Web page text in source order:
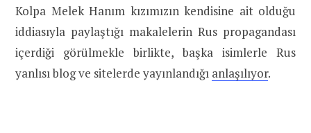
Kolpa Melek Hanım kızımızın kendisine ait olduğu
iddiasıyla paylaştığı makalelerin Rus propagandası
içerdiği görülmekle birlikte, başka isimlerle Rus
yanlısı blog ve sitelerde yayınlandığı anlaşılıyor.